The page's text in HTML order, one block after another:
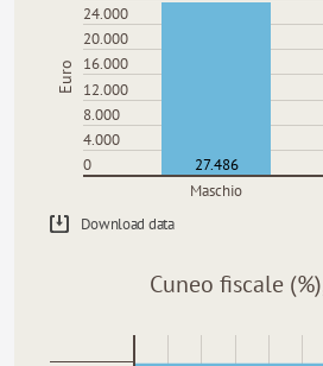
24.000
20.000
16.000
12.000
8.000
4.000
0
Maschio
27.486
Euro
Download data
Cuneo fiscale